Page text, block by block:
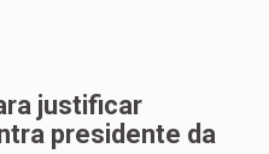
justificar
presidente da